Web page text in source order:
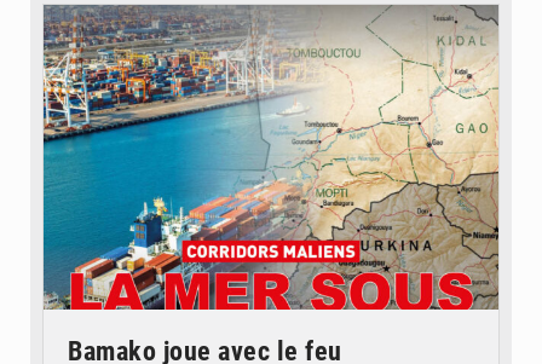
© JDM
Bamako joue avec le feu